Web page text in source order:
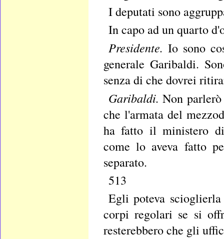
I deputati sono
In capo ad un quarto
Presidente. Io sono
generale Garibaldi.
senza di che dovrei
Garibaldi.Non
che l'armata del
ha fatto il ministero di
come lo aveva fatto
separato.
513
Egli poteva
corpi regolari se si
resterebbero che gli